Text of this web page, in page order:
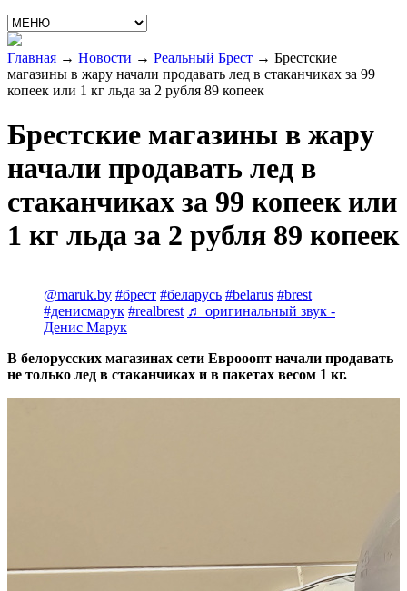
Главная → Новости → Реальный Брест → Брестские
магазины в жару начали продавать лед в стаканчиках за 99
копеек или 1 кг льда за 2 рубля 89 копеек
Брестские магазины в жару
начали продавать лед в
стаканчиках за 99 копеек или
1 кг льда за 2 рубля 89 копеек
@maruk.by #брест #беларусь #belarus #brest
#денисмарук #realbrest ♬ оригинальный звук -
Денис Марук
В белорусских магазинах сети Еврооопт начали продавать
не только лед в стаканчиках и в пакетах весом 1 кг.